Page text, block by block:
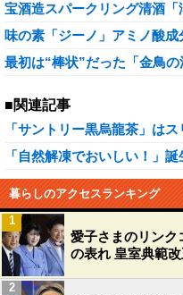
宝酒造スパークリング清酒
味の素「ジーノ」アミノ酸
最初は“棒状”だった「金鳥
■関連記事
「サントリー黒烏龍茶」は
「自然解凍でおいしい！」
暮らしのアクセスランキング
愛子さまのリンク
の表れ 皇室典範
1
2